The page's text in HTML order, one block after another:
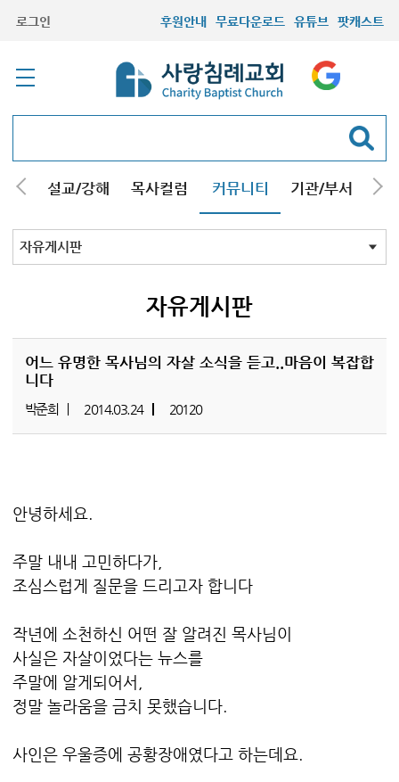
로그인 후원안내 무료다운로드 유튜브 팟캐스트
내 설교/강해 목사컬럼 커뮤니티 기관/부서 선
최근등록자료
자유게시판
자유게시판
어느 유명한 목사님의 자살 소식을 듣고..마음이 복잡합
니다
박준희 2014.03.24 20120
안녕하세요.
주말 내내 고민하다가,
조심스럽게 질문을 드리고자 합니다
작년에 소천하신 어떤 잘 알려진 목사님이
사실은 자살이었다는 뉴스를
주말에 알게되어서,
정말 놀라움을 금치 못했습니다.
사인은 우울증에 공황장애였다고 하는데요.